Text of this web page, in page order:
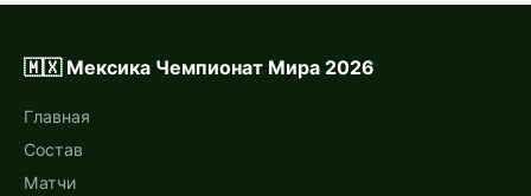
🇲🇽 Мексика Чемпионат Мира 2026
Главная
Состав
Матчи